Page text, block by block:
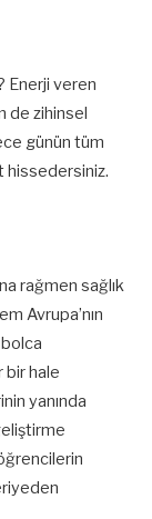
Enerji veren
de zihinsel
günün tüm
hissedersiniz.
rağmen sağlık
Avrupa’nın
bir hale
yanında